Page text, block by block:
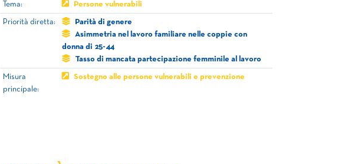
Tema: Persone vulnerabili
Priorità diretta:
Parità di genere
Asimmetria nel lavoro familiare nelle coppie con
donna di 25-44
Tasso di mancata partecipazione femminile al lavoro
Misura
principale:
Sostegno alle persone vulnerabili e prevenzione